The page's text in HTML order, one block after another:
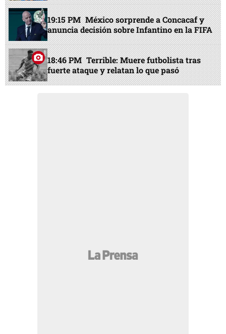
19:15 PM México sorprende a Concacaf y
anuncia decisión sobre Infantino en la FIFA
18:46 PM Terrible: Muere futbolista tras
fuerte ataque y relatan lo que pasó